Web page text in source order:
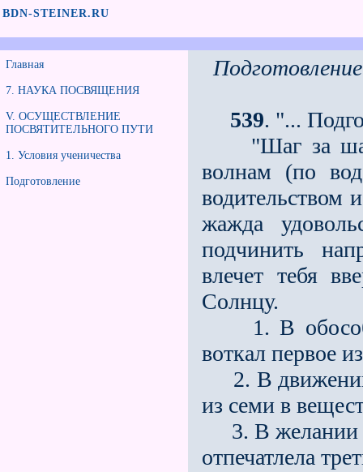
BDN-STEINER.RU
Главная
7. НАУКА ПОСВЯЩЕНИЯ
V. ОСУЩЕСТВЛЕНИЕ
ПОСВЯТИТЕЛЬНОГО ПУТИ
1. Условия ученичества
Подготовление
Подготовление
539. "...
"Шаг за
волнам (по
водительством
жажда
подчинить
влечет тебя
Солнцу.
1. В
воткал первое
2. В движении
из семи в
3. В желании
отпечатлела